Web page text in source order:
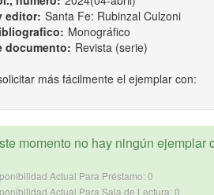
editor: Santa Fe: Rubinzal Culzoni
Monográfico
documento: Revista (serie)
más fácilmente el ejemplar con:
momento no hay ningún ejemplar
Actual Para Préstamo: 0
Actual Para Sala de Lectura: 0